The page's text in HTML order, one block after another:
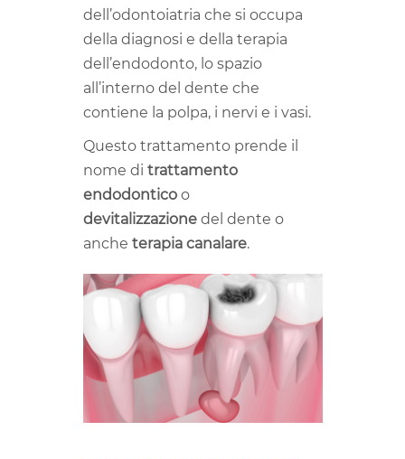
CONTATTIdell’odontoiatria che si occupa
della diagnosi e della terapia
dell’endodonto, lo spazio
all’interno del dente che
contiene la polpa, i nervi e i vasi.
Questo trattamento prende il
nome di trattamento
endodonticoo
devitalizzazionedel dente o
anche terapia canalare.